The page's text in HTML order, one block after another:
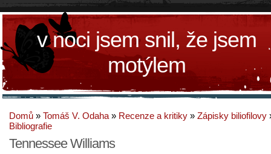
v noci jsem snil, že jsem
motýlem
Domů » Tomáš V. Odaha » Recenze a kritiky » Zápisky biliofilovy
Bibliografie
Tennessee Williams